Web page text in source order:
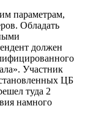
параметрам,
Обладать
должен
Участник
ЦБ
туда 2
намного